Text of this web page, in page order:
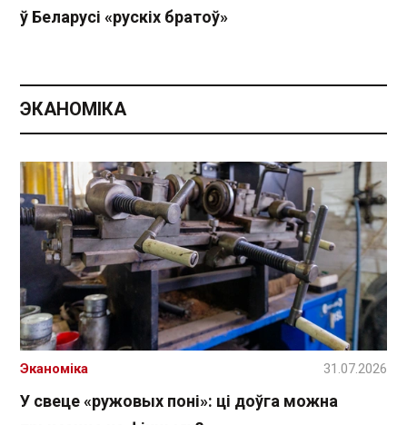
ў Беларусі «рускіх братоў»
ЭКАНОМІКА
У свеце «ружовых поні»: ці доўга можна
Эканоміка 31.07.2026